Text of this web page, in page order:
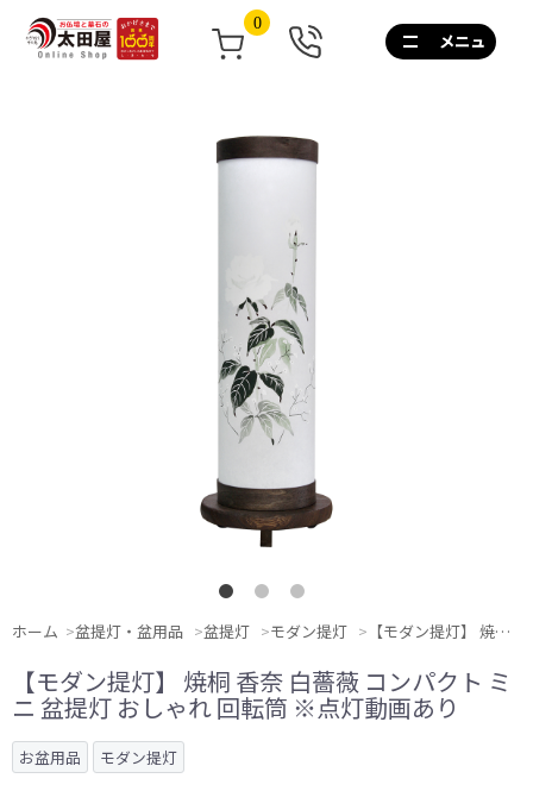
0
0120-
267-
話
無
土
日
祝
も
営
業
ホーム 盆提灯・盆用品 盆提灯 モダン提灯 【モダン提灯】 焼桐 香奈 白薔薇 コンパクト ミニ 盆提灯 おしゃれ 回転筒 ※点灯動画あり
【モダン提灯】 焼桐 香奈 白薔薇 コンパクト ミ
ニ 盆提灯 おしゃれ 回転筒 ※点灯動画あり
お盆用品 モダン提灯